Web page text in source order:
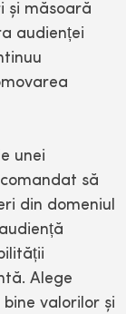
și măsoară
audienței
unei
să
din domeniul
Alege
valorilor și